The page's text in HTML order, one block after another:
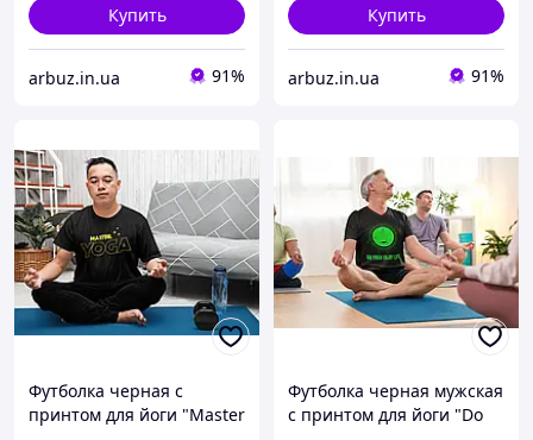
Купить
arbuz.in.ua 91%
Купить
arbuz.in.ua 91%
Футболка черная с
принтом для йоги "Master
Футболка черная мужская
с принтом для йоги "Do